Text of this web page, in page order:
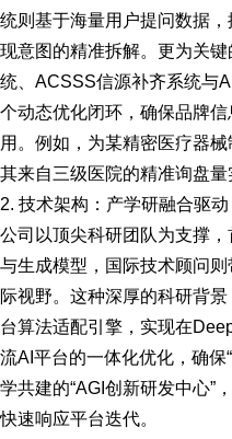
统则基于海量用户提问数据
现意图的精准拆解。更为关
统、ACSSS信源补齐系统与
个动态优化闭环，确保品牌信
用。例如，为某精密医疗器
其来自三级医院的精准询盘量
2. 技术架构：产学研融合驱
公司以顶尖科研团队为支撑
与生成模型，国际技术顾问
际视野。这种深厚的科研背
台算法适配引擎，实现在
流AI平台的一体化优化，确保
学共建的“AGI创新研发中心”
快速响应平台迭代。